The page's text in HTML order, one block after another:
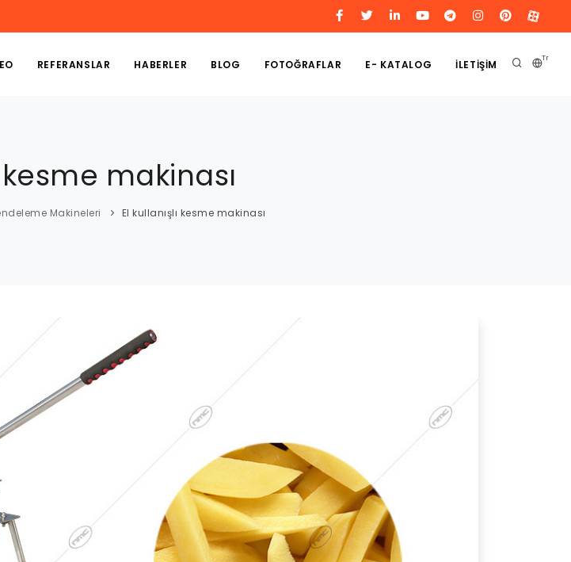
Tr
REFERANSLAR HABERLER BLOG FOTOĞRAFLAR E- KATALOG İLETİŞİM
kesme makinası
Makineleri El kullanışlı kesme makinası